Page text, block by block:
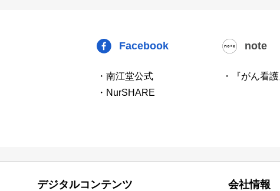
Facebook
・南江堂公式
・NurSHARE
note
・『がん看
デジタルコンテンツ 会社情報